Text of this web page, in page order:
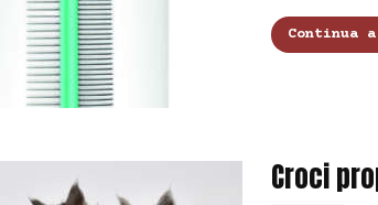
Continua
Croci